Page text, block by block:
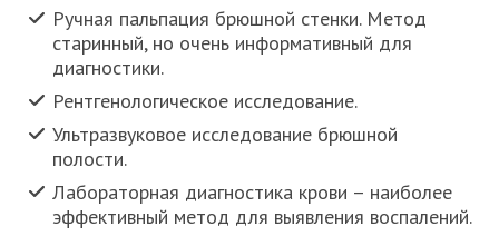
Ручная пальпация брюшной стенки. Метод
старинный, но очень информативный для
диагностики.
Рентгенологическое исследование.
Ультразвуковое исследование брюшной
полости.
Лабораторная диагностика крови – наиболее
эффективный метод для выявления воспалений.